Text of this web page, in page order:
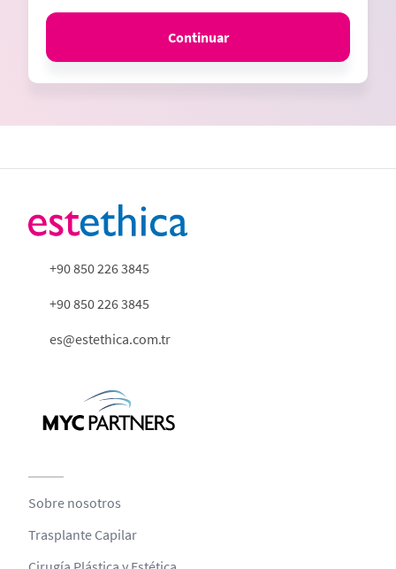
Continuar
+90 850 226 3845
+90 850 226 3845
es@estethica.com.tr
Sobre nosotros
Trasplante Capilar